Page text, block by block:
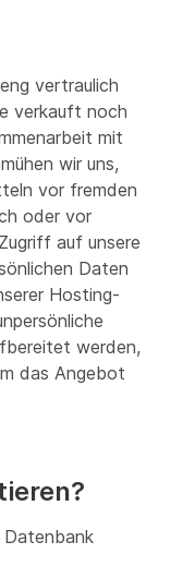
vertraulich
verkauft noch
mit
wir uns,
vor fremden
oder vor
auf unsere
Daten
Hosting-
werden,
das Angebot
Datenbank